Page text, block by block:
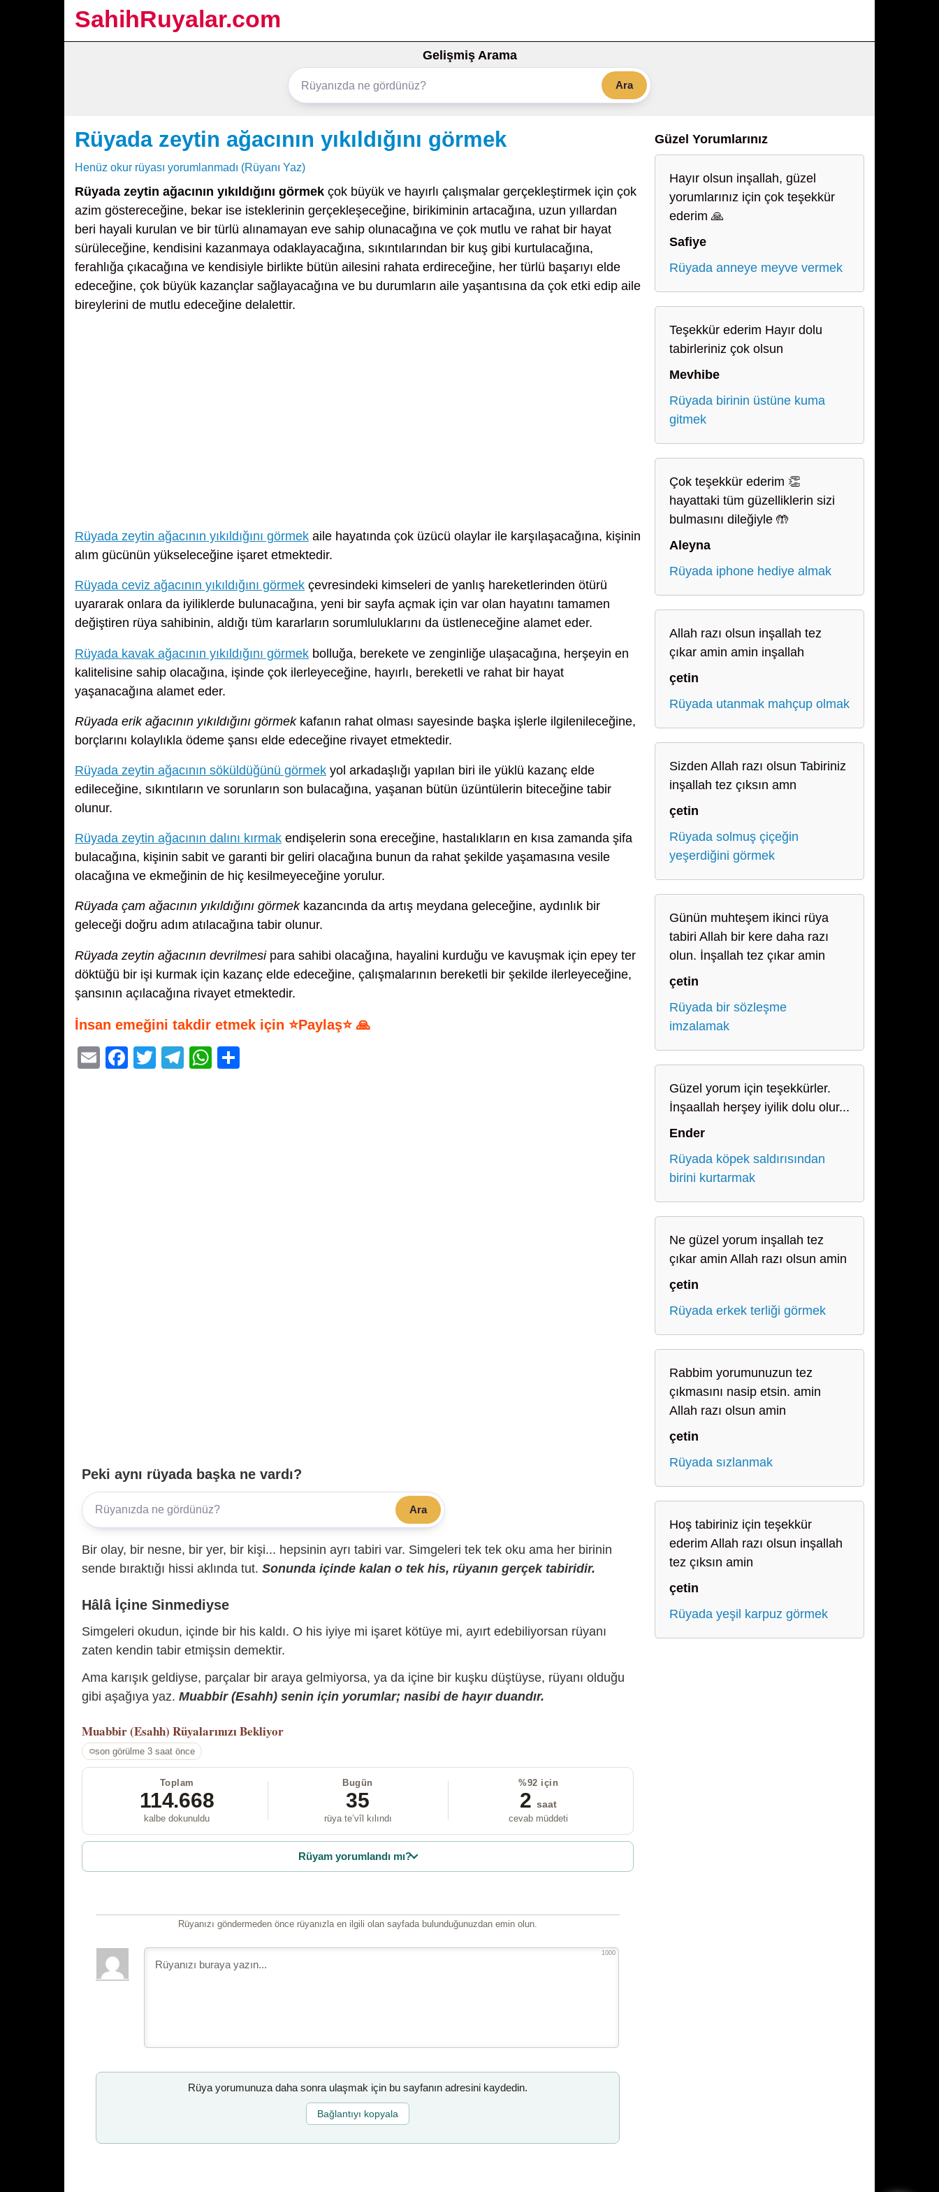
SahihRuyalar.com
Gelişmiş Arama
Ara
Rüyada zeytin ağacının yıkıldığını görmek
Henüz okur rüyası yorumlanmadı (Rüyanı Yaz)
Rüyada zeytin ağacının yıkıldığını görmek çok büyük ve hayırlı çalışmalar gerçekleştirmek için çok
azim göstereceğine, bekar ise isteklerinin gerçekleşeceğine, birikiminin artacağına, uzun yıllardan
beri hayali kurulan ve bir türlü alınamayan eve sahip olunacağına ve çok mutlu ve rahat bir hayat
sürüleceğine, kendisini kazanmaya odaklayacağına, sıkıntılarından bir kuş gibi kurtulacağına,
ferahlığa çıkacağına ve kendisiyle birlikte bütün ailesini rahata erdireceğine, her türlü başarıyı elde
edeceğine, çok büyük kazançlar sağlayacağına ve bu durumların aile yaşantısına da çok etki edip aile
bireylerini de mutlu edeceğine delalettir.
Rüyada zeytin ağacının yıkıldığını görmek aile hayatında çok üzücü olaylar ile karşılaşacağına, kişinin
alım gücünün yükseleceğine işaret etmektedir.
Rüyada ceviz ağacının yıkıldığını görmek çevresindeki kimseleri de yanlış hareketlerinden ötürü
uyararak onlara da iyiliklerde bulunacağına, yeni bir sayfa açmak için var olan hayatını tamamen
değiştiren rüya sahibinin, aldığı tüm kararların sorumluluklarını da üstleneceğine alamet eder.
Rüyada kavak ağacının yıkıldığını görmek bolluğa, berekete ve zenginliğe ulaşacağına, herşeyin en
kalitelisine sahip olacağına, işinde çok ilerleyeceğine, hayırlı, bereketli ve rahat bir hayat
yaşanacağına alamet eder.
Rüyada erik ağacının yıkıldığını görmekkafanın rahat olması sayesinde başka işlerle ilgilenileceğine,
borçlarını kolaylıkla ödeme şansı elde edeceğine rivayet etmektedir.
Rüyada zeytin ağacının söküldüğünü görmek yol arkadaşlığı yapılan biri ile yüklü kazanç elde
edileceğine, sıkıntıların ve sorunların son bulacağına, yaşanan bütün üzüntülerin biteceğine tabir
olunur.
Rüyada zeytin ağacının dalını kırmak endişelerin sona ereceğine, hastalıkların en kısa zamanda şifa
bulacağına, kişinin sabit ve garanti bir geliri olacağına bunun da rahat şekilde yaşamasına vesile
olacağına ve ekmeğinin de hiç kesilmeyeceğine yorulur.
Rüyada çam ağacının yıkıldığını görmekkazancında da artış meydana geleceğine, aydınlık bir
geleceği doğru adım atılacağına tabir olunur.
Rüyada zeytin ağacının devrilmesipara sahibi olacağına, hayalini kurduğu ve kavuşmak için epey ter
döktüğü bir işi kurmak için kazanç elde edeceğine, çalışmalarının bereketli bir şekilde ilerleyeceğine,
şansının açılacağına rivayet etmektedir.
İnsan emeğini takdir etmek için ⭐Paylaş⭐ 🙏
E
F
T
T
W
Peki aynı rüyada başka ne vardı?
Ara
Bir olay, bir nesne, bir yer, bir kişi... hepsinin ayrı tabiri var. Simgeleri tek tek oku ama her birinin
sende bıraktığı hissi aklında tut. Sonunda içinde kalan o tek his, rüyanın gerçek tabiridir.
Hâlâ İçine Sinmediyse
Simgeleri okudun, içinde bir his kaldı. O his iyiye mi işaret kötüye mi, ayırt edebiliyorsan rüyanı
zaten kendin tabir etmişsin demektir.
Ama karışık geldiyse, parçalar bir araya gelmiyorsa, ya da içine bir kuşku düştüyse, rüyanı olduğu
gibi aşağıya yaz. Muabbir (Esahh) senin için yorumlar; nasibi de hayır duandır.
Muabbir (Esahh) Rüyalarınızı Bekliyor
son görülme 3 saat önce
Toplam
114.668
kalbe dokunuldu
Bugün
35
rüya te’vîl kılındı
%92 için
2 saat
cevab müddeti
Rüyam yorumlandı mı?
Rüyanızı göndermeden önce rüyanızla en ilgili olan sayfada bulunduğunuzdan emin olun.
1000
Rüya yorumunuza daha sonra ulaşmak için bu sayfanın adresini kaydedin.
Bağlantıyı kopyala
Güzel Yorumlarınız
Hayır olsun inşallah, güzel
yorumlarınız için çok teşekkür
ederim 🙏
Safiye
Rüyada anneye meyve vermek
Teşekkür ederim Hayır dolu
tabirleriniz çok olsun
Mevhibe
Rüyada birinin üstüne kuma
gitmek
Çok teşekkür ederim 👏
hayattaki tüm güzelliklerin sizi
bulmasını dileğiyle 🤲
Aleyna
Rüyada iphone hediye almak
Allah razı olsun inşallah tez
çıkar amin amin inşallah
çetin
Rüyada utanmak mahçup olmak
Sizden Allah razı olsun Tabiriniz
inşallah tez çıksın amn
çetin
Rüyada solmuş çiçeğin
yeşerdiğini görmek
Günün muhteşem ikinci rüya
tabiri Allah bir kere daha razı
olun. İnşallah tez çıkar amin
çetin
Rüyada bir sözleşme
imzalamak
Güzel yorum için teşekkürler.
İnşaallah herşey iyilik dolu olur...
Ender
Rüyada köpek saldırısından
birini kurtarmak
Ne güzel yorum inşallah tez
çıkar amin Allah razı olsun amin
çetin
Rüyada erkek terliği görmek
Rabbim yorumunuzun tez
çıkmasını nasip etsin. amin
Allah razı olsun amin
çetin
Rüyada sızlanmak
Hoş tabiriniz için teşekkür
ederim Allah razı olsun inşallah
tez çıksın amin
çetin
Rüyada yeşil karpuz görmek